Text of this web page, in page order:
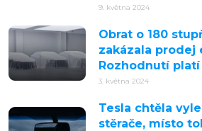
9. května 2024
Obrat o 180
zakázala prodej
Rozhodnutí
3. května 2024
Tesla chtěla
stěrače, místo